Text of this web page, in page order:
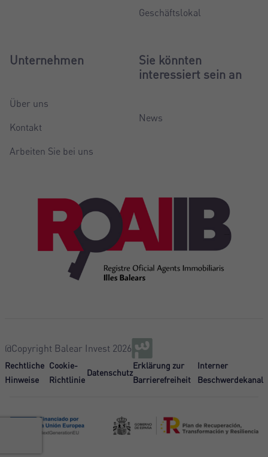
Geschäftslokal
Unternehmen
Über uns
Kontakt
Arbeiten Sie bei uns
Sie könnten
interessiert sein an
News
@Copyright Balear Invest 2026
Rechtliche
Hinweise
Cookie-
Richtlinie
Datenschutz
Erklärung zur
Barrierefreiheit
Interner
Beschwerdekanal